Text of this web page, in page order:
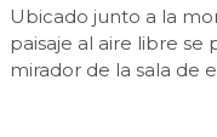
Ubicado junto a la
paisaje al aire libre se
mirador de la sala de